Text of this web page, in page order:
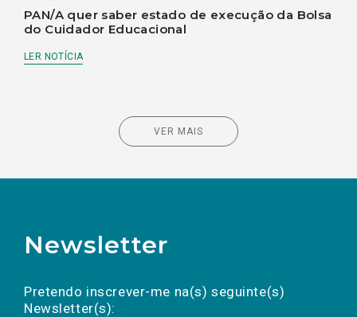
PAN/A quer saber estado de execução da Bolsa
do Cuidador Educacional
LER NOTÍCIA
VER MAIS
Newsletter
Pretendo inscrever-me na(s) seguinte(s)
Newsletter(s):
a(s) newsletter(s).
mail